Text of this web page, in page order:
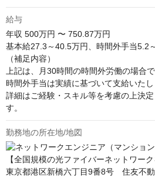
給与
年収 500万円 〜 750.87万円
基本給27.3～40.5万円、時間外手当5.2
（補足内容）
上記は、月30時間の時間外労働の場合で
時間外手当は実績に基づいて支給いたし
詳細はご経験・スキル等を考慮の上決
す。
勤務地の所在地/地図